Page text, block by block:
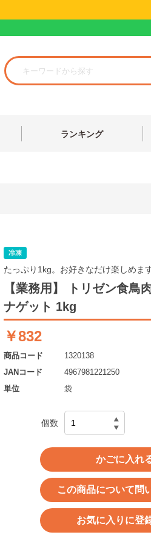
ランキング
たっぷり1kg。お好きなだけ楽しめま
【業務用】 トリゼン食鳥
ナゲット 1kg
￥832
商品コード
1320138
JANコード
4967981221250
単位
袋
個数
かごに入れ
この商品について問
お気に入りに登